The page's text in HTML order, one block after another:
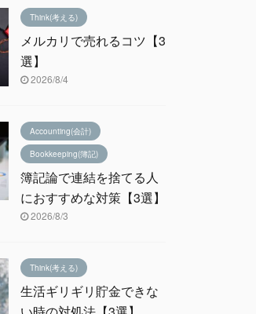
Think(考える)
メルカリで売れるコツ【3
選】
2026/8/4
Accounting(会計)
Bookkeeping(簿記)
簿記論で連結を捨てる人
におすすめな対策【3選】
2026/8/3
Think(考える)
生活ギリギリ貯金できな